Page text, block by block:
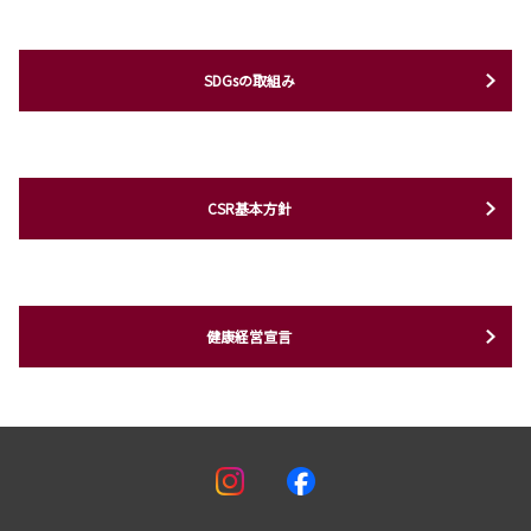
SDGsの取組み
CSR基本方針
健康経営宣言